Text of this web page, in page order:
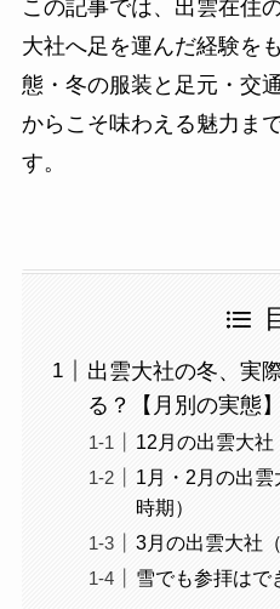
この記事では、出雲在住
大社へ足を運んだ経験を
態・冬の服装と足元・交
からこそ味わえる魅力ま
す。
出雲大社の冬、実
る？【月別の実態】
12月の出雲大社
1月・2月の出
時期）
3月の出雲大社
雪でも参拝はで